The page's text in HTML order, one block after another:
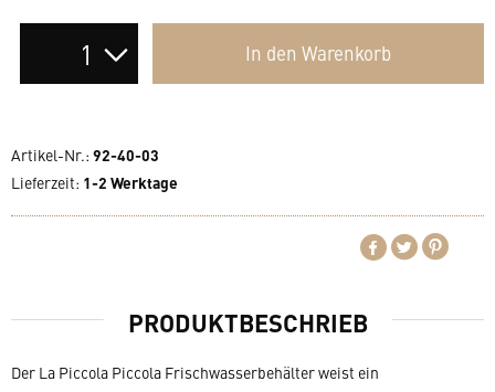
In den Warenkorb
Artikel-Nr.: 92-40-03
Lieferzeit: 1-2 Werktage
PRODUKTBESCHRIEB
Der La Piccola Piccola Frischwasserbehälter weist ein